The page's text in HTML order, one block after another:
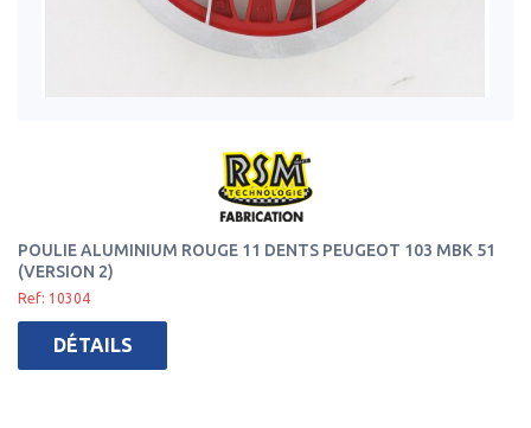
POULIE ALUMINIUM ROUGE 11 DENTS PEUGEOT 103 MBK 51
(VERSION 2)
Ref: 10304
DÉTAILS